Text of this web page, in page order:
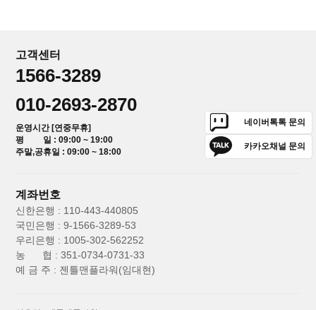
고객센터
1566-3289
010-2693-2870
운영시간 [연중무휴]
평 일 : 09:00 ~ 19:00
주말,공휴일 : 09:00 ~ 18:00
네이버톡톡 문의
카카오채널 문의
계좌번호
신한은행 : 110-443-440805
국민은행 : 9-1566-3289-53
우리은행 : 1005-302-562252
농 협 : 351-0734-0731-33
예 금 주 : 젠틀맨플라워(임대현)